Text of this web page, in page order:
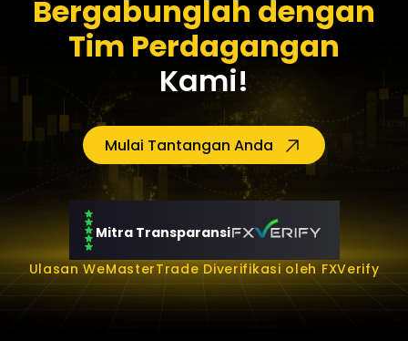
Bergabunglah dengan
Tim Perdagangan
Kami!
Mulai Tantangan Anda
Mitra Transparansi
Ulasan WeMasterTrade Diverifikasi oleh FXVerify